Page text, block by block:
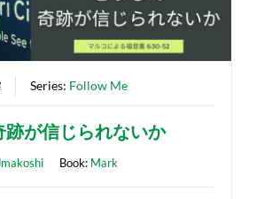
Series: Follow Me
跡が信じられないか
Book: Mark